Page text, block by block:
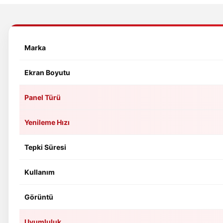
Marka
Ekran Boyutu
Panel Türü
Yenileme Hızı
Tepki Süresi
Kullanım
Görüntü